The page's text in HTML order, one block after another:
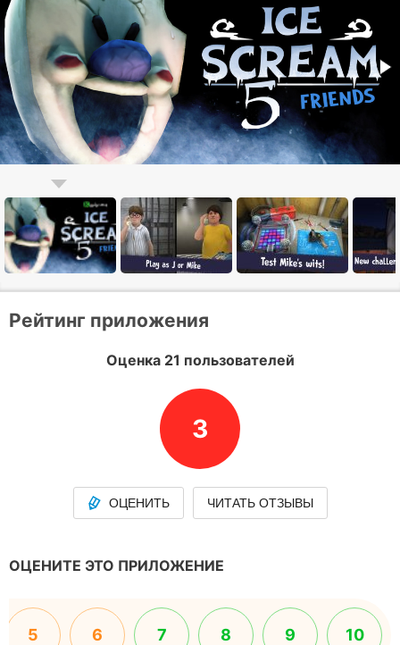
Рейтинг приложения
Оценка 21 пользователей
3
ОЦЕНИТЬ ЧИТАТЬ ОТЗЫВЫ
ОЦЕНИТЕ ЭТО ПРИЛОЖЕНИЕ
5 6 7 8 9 10